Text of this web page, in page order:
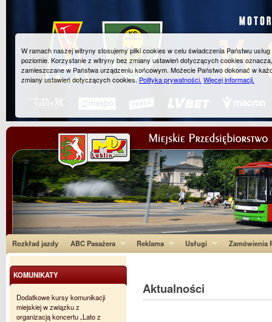
Rozkład jazdy ABC Pasażera Reklama Usługi Zamówienia
Aktualności
KOMUNIKATY
Dodatkowe kursy komunikacji
miejskiej w związku z
organizacją koncertu „Lato z
W ramach naszej witryny stosujemy pliki cookies w celu świadczenia Państwu
poziomie. Korzystanie z witryny bez zmiany ustawień dotyczących cookies
zamieszczane w Państwa urządzeniu końcowym. Możecie Państwo dokonać w
zmiany ustawień dotyczących cookies.Polityka prywatności. Więcej informacji.